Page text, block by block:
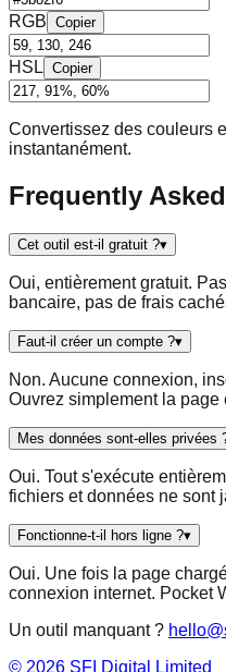
RGB Copier
HSL Copier
Convertissez des couleurs
instantanément.
Frequently
Cet outil est-il gratuit ?▾
Oui, entièrement gratuit.
bancaire, pas de frais
Faut-il créer un compte ?▾
Non. Aucune connexion,
Ouvrez simplement la page
Mes données sont-elles privées
Oui. Tout s'exécute
fichiers et données ne sont
Fonctionne-t-il hors ligne ?▾
Oui. Une fois la page
connexion internet. Pocket
Un outil manquant ?
© 2026 SFI Digital Limited